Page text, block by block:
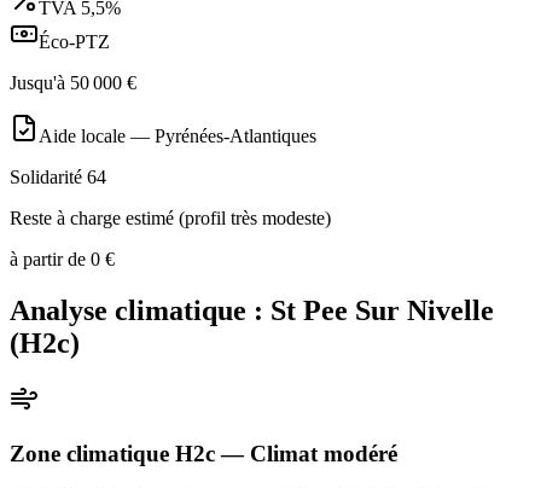
TVA 5,5%
Éco-PTZ
Jusqu'à 50 000 €
Aide locale — Pyrénées-Atlantiques
Solidarité 64
Reste à charge estimé (profil très modeste)
à partir de 0 €
Analyse climatique : St Pee Sur Nivelle
(H2c)
Zone climatique H2c— Climat modéré